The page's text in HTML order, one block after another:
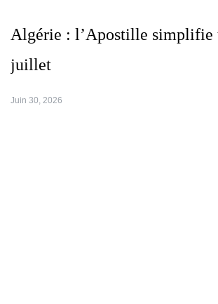
Algérie : l’Apostille simplifie
juillet
Juin 30, 2026